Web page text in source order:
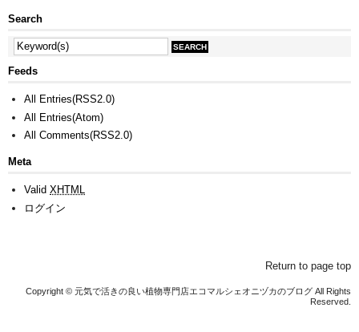
Search
Feeds
All Entries(RSS2.0)
All Entries(Atom)
All Comments(RSS2.0)
Meta
Valid XHTML
ログイン
Return to page top
Copyright © 元気で活きの良い植物専門店エコマルシェオニヅカのブログ All Rights
Reserved.